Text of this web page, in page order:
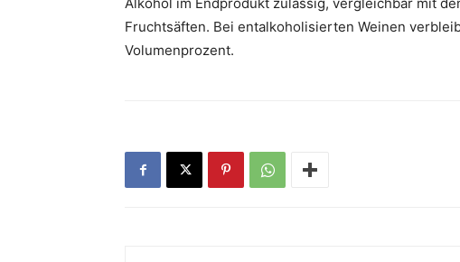
Fruchtsäften. Bei entalkoholisierten Weinen
Volumenprozent.